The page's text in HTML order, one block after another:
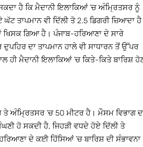
ਹੈ ਕਿ ਮੈਦਾਨੀ ਇਲਾਕਿਆਂ ’ਚ ਅੰਮ੍ਰਿਤਸਰ ਨੂੰ
ਤਾਪਮਾਨ ਵੀ ਦਿੱਲੀ ਤੋ 2.5 ਡਿਗਰੀ ਜ਼ਿਆਦਾ
ਖਿਸਕ ਗਿਆ ਹੈ। ਪੰਜਾਬ-ਹਰਿਆਣਾ ਦੇ ਸਾਰੇ
ਦਾ ਤਾਪਮਾਨ ਹਾਲੇ ਵੀ ਸਾਧਾਰਨ ਤੋਂ ਉੱਪਰ
ਹੀ ਮੈਦਾਨੀ ਇਲਾਕਿਆਂ ’ਚ ਕਿਤੇ-ਕਿਤੇ ਬਾਰਿਸ਼
ਅੰਮ੍ਰਿਤਸਰ ’ਚ 50 ਮੀਟਰ ਹੈ। ਮੌਸਮ ਵਿਭਾਗ
ਹੋ ਸਕਦੀ ਹੈ, ਜਿਹੜੀ ਵਧਦੇ ਹੋਏ ਦਿੱਲੀ ਤੇ
ਦੇ ਕਈ ਹਿੱਸਿਆਂ ’ਚ ਬਾਰਿਸ਼ ਦੀ ਸੰਭਾਵਨਾ